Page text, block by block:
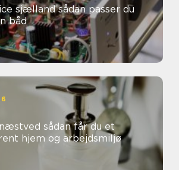
sådan passer du
båd
får du et
hjem og arbejdsmiljø